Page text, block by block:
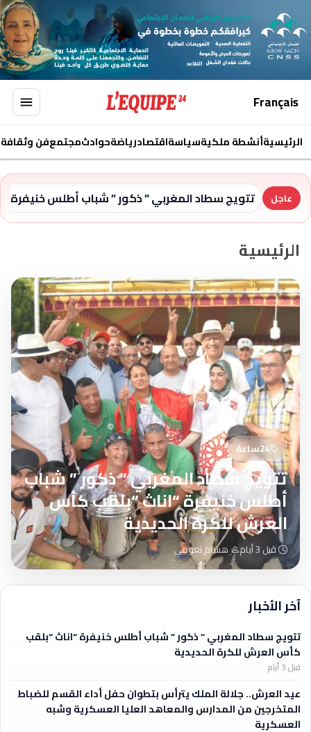
Français
الرئيسيةأنشطة ملكيةسياسةاقتصادرياضةحوادثمجتمعفن وثقافة
عاجل تتويج سطاد المغربي ” ذكور ” شباب أطلس خنيفرة
الرئيسية
24ساعة
تتويج سطاد المغربي ” ذكور ” شباب
أطلس خنيفرة “اناث “بلقب كأس
العرش للكرة الحديدية
قبل 3 أيام هشام نعومي
آخر الأخبار
تتويج سطاد المغربي ” ذكور ” شباب أطلس خنيفرة “اناث “بلقب
كأس العرش للكرة الحديدية
قبل 3 أيام
عيد العرش.. جلالة الملك يترأس بتطوان حفل أداء القسم للضباط
المتخرجين من المدارس والمعاهد العليا العسكرية وشبه
العسكرية